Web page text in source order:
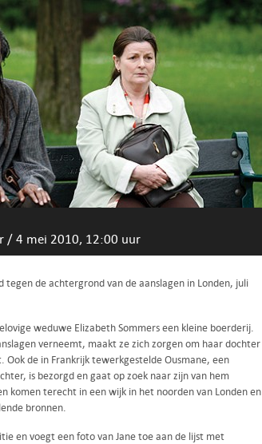
/ 4 mei 2010, 12:00 uur
tegen de achtergrond van de aanslagen in Londen, juli
weduwe Elizabeth Sommers een kleine boerderij.
verneemt, maakt ze zich zorgen om haar dochter
Ook de in Frankrijk tewerkgestelde Ousmane, een
is bezorgd en gaat op zoek naar zijn van hem
komen terecht in een wijk in het noorden van Londen en
bronnen.
en voegt een foto van Jane toe aan de lijst met